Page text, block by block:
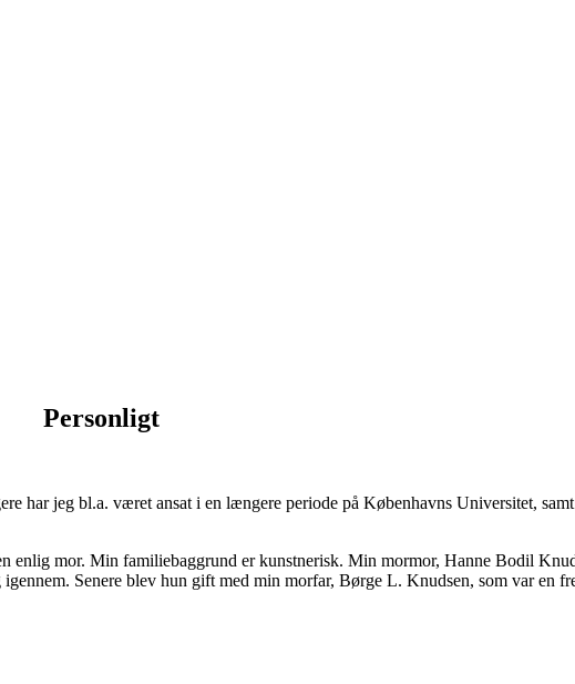
Personligt
har jeg bl.a. været ansat i en længere periode på Københavns Universitet,
enlig mor. Min familiebaggrund er kunstnerisk. Min mormor, Hanne Bodil
Senere blev hun gift med min morfar, Børge L. Knudsen, som var en